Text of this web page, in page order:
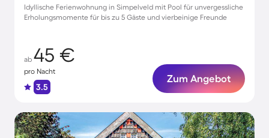
Idyllische Ferienwohnung in Simpelveld mit Pool für unvergessliche
Erholungsmomente für bis zu 5 Gäste und vierbeinige Freunde
ab 45 €
pro Nacht
3.5
Zum Angebot